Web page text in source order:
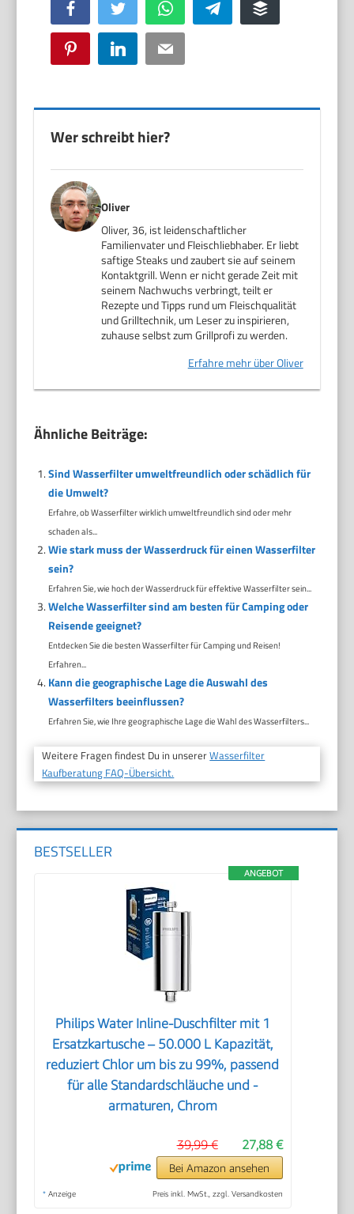
Facebook Twitter WhatsApp Telegram Buffer
Pinterest LinkedIn Email
Wer schreibt hier?
Oliver
Oliver, 36, ist leidenschaftlicher
Familienvater und Fleischliebhaber. Er liebt
saftige Steaks und zaubert sie auf seinem
Kontaktgrill. Wenn er nicht gerade Zeit mit
seinem Nachwuchs verbringt, teilt er
Rezepte und Tipps rund um Fleischqualität
und Grilltechnik, um Leser zu inspirieren,
zuhause selbst zum Grillprofi zu werden.
Erfahre mehr über Oliver
Ähnliche Beiträge:
Sind Wasserfilter umweltfreundlich oder schädlich für
die Umwelt?
Erfahre, ob Wasserfilter wirklich umweltfreundlich sind oder mehr
schaden als...
Wie stark muss der Wasserdruck für einen Wasserfilter
sein?
Erfahren Sie, wie hoch der Wasserdruck für effektive Wasserfilter sein...
Welche Wasserfilter sind am besten für Camping oder
Reisende geeignet?
Entdecken Sie die besten Wasserfilter für Camping und Reisen!
Erfahren...
Kann die geographische Lage die Auswahl des
Wasserfilters beeinflussen?
Erfahren Sie, wie Ihre geographische Lage die Wahl des Wasserfilters...
Weitere Fragen findest Du in unsererWasserfilter
Kaufberatung FAQ-Übersicht.
BESTSELLER
ANGEBOT
Philips Water Inline-Duschfilter mit 1
Ersatzkartusche – 50.000 L Kapazität,
reduziert Chlor um bis zu 99%, passend
für alle Standardschläuche und -
armaturen, Chrom
27,88 €
39,99 €
Bei Amazon ansehen
* Anzeige Preis inkl. MwSt., zzgl. Versandkosten